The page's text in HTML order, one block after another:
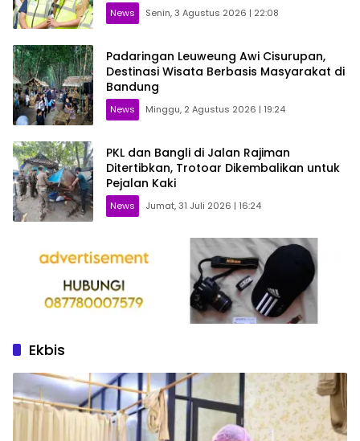
News Senin, 3 Agustus 2026 | 22:08
Padaringan Leuweung Awi Cisurupan,
Destinasi Wisata Berbasis Masyarakat di
Bandung
News Minggu, 2 Agustus 2026 | 19:24
PKL dan Bangli di Jalan Rajiman
Ditertibkan, Trotoar Dikembalikan untuk
Pejalan Kaki
News Jumat, 31 Juli 2026 | 16:24
Ekbis